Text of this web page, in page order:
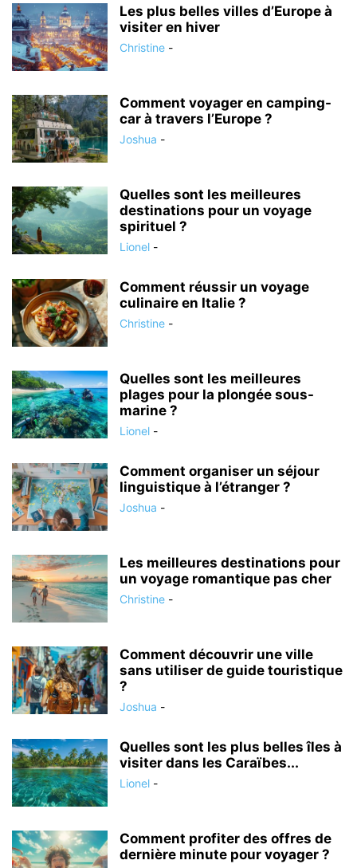
Les plus belles villes d’Europe à
visiter en hiver
Christine -
Comment voyager en camping-
car à travers l’Europe ?
Joshua -
Quelles sont les meilleures
destinations pour un voyage
spirituel ?
Lionel -
Comment réussir un voyage
culinaire en Italie ?
Christine -
Quelles sont les meilleures
plages pour la plongée sous-
marine ?
Lionel -
Comment organiser un séjour
linguistique à l’étranger ?
Joshua -
Les meilleures destinations pour
un voyage romantique pas cher
Christine -
Comment découvrir une ville
sans utiliser de guide touristique
?
Joshua -
Quelles sont les plus belles îles à
visiter dans les Caraïbes...
Lionel -
Comment profiter des offres de
dernière minute pour voyager ?